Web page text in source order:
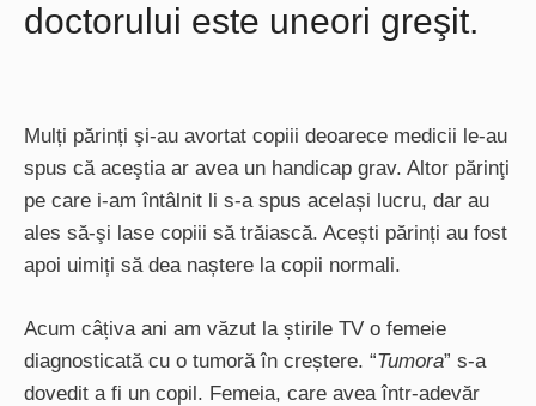
doctorului este uneori greşit.
Mulți părinți şi-au avortat copiii deoarece medicii le-au
spus că aceştia ar avea un handicap grav. Altor părinţi
pe care i-am întâlnit li s-a spus același lucru, dar au
ales să-şi lase copiii să trăiască. Acești părinți au fost
apoi uimiți să dea naștere la copii normali.
Acum câțiva ani am văzut la știrile TV o femeie
diagnosticată cu o tumoră în creștere. “Tumora” s-a
dovedit a fi un copil. Femeia, care avea într-adevăr